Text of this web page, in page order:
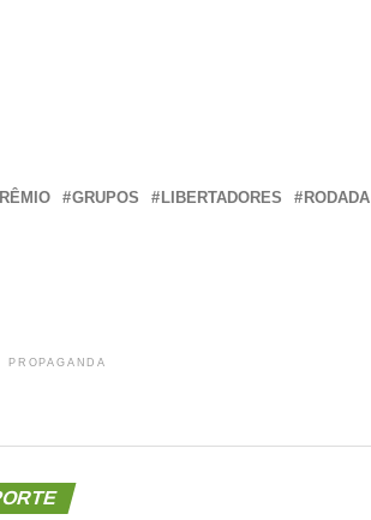
GRUPOS LIBERTADORES RODADA
PROPAGANDA